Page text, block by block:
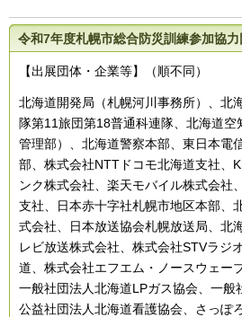
令和7年度札幌市総合防災訓練参加協力
【出展団体・企業等】（順不同）
北海道開発局（札幌河川事務所）、北
隊第11旅団第18普通科連隊、北海道空
管理部）、北海道警察本部、東日本電
部、株式会社NTTドコモ北海道支社、
ンク株式会社、楽天モバイル株式会社
支社、日本赤十字社札幌市地区本部、
式会社、日本放送協会札幌放送局、北
レビ放送株式会社、株式会社STVラジ
道、株式会社エフエム・ノースウェー
一般社団法人北海道LPガス協会、一般
公益社団法人北海道看護協会、さっぽ